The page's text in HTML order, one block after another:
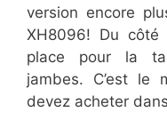
version encore
XH8096! Du
place pour la
jambes. C’est le
devez acheter